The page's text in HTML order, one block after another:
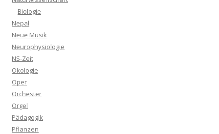
Biologie
Nepal
Neue Musik
Neurophysiologie
NS-Zeit
Ökologie
Oper
Orchester
Orgel
Pädagogik
Pflanzen